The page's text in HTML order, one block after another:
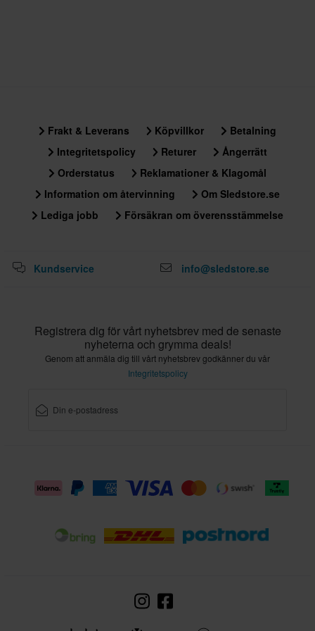
Frakt & Leverans Köpvillkor
Betalning
Integritetspolicy
Returer
Ångerrätt
Orderstatus
Reklamationer & Klagomål
Information om återvinning
Om Sledstore.se
Lediga jobb
Försäkran om överensstämmelse
Kundservice info@sledstore.se
Registrera dig för vårt nyhetsbrev med de senaste
nyheterna och grymma deals!
Genom att anmäla dig till vårt nyhetsbrev godkänner du vår
Integritetspolicy